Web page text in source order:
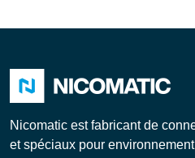
Nicomatic est fabricant de
et spéciaux pour